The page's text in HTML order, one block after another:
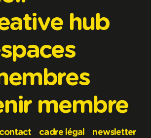
hub
membre
contact cadre légal newsletter